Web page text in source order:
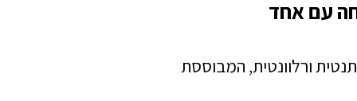
עם אחד
ורלוונטית, המבוססת